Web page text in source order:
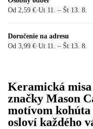
Od 2,59 €·Ut 11. – Št 13. 8.
Doručenie na adresu
Od 3,99 €·Ut 11. – Št 13. 8.
Keramická
značky Mason
motívom
osloví každého